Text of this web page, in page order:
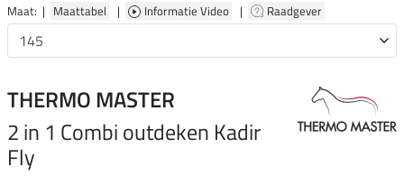
Maat: | Maattabel | Informatie Video | Raadgever
THERMO MASTER
2 in 1 Combi outdeken Kadir
Fly